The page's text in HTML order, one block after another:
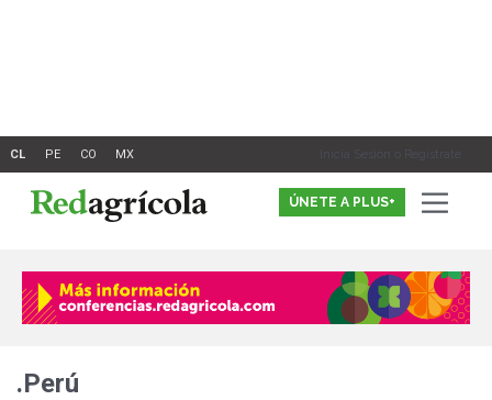
Inicia Sesión o Registrate
ÚNETE A PLUS+
.Perú